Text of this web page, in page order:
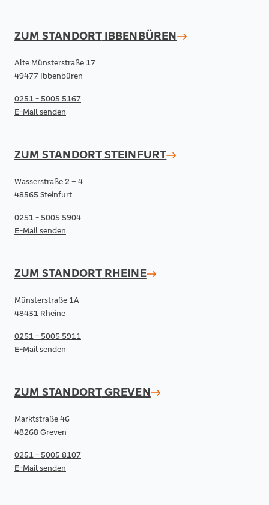
ZUM STANDORT IBBENBÜREN
Alte Münsterstraße 17
49477 Ibbenbüren
0251 - 5005 5167
E-Mail senden
ZUM STANDORTSTEINFURT
Wasserstraße 2 – 4
48565 Steinfurt
0251 - 5005 5904
E-Mail senden
ZUM STANDORT RHEINE
Münsterstraße 1A
48431 Rheine
0251 - 5005 5911
E-Mail senden
ZUM STANDORTGREVEN
Marktstraße 46
48268 Greven
0251 - 5005 8107
E-Mail senden